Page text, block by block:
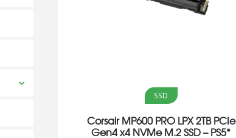
Aggiungi al carrello
SSD
Corsair MP600 PRO LPX 2TB PCIe
Gen4 x4 NVMe M.2 SSD – PS5*